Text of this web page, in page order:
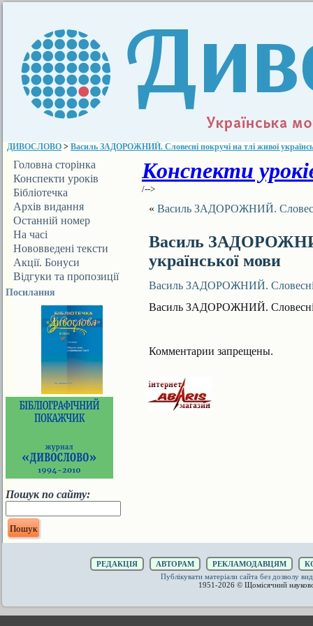
ДИВОСЛОВО > Василь ЗАДОРОЖНИЙ. Словесні покручі на тлі живої
Головна сторінка
Конспекти уроків
Бібліотечка
ДИВОСЛОВА
Архів видання
Останній номер
На часі
Нововведені тексти
Акції. Бонуси
Відгуки та пропозиції
Посилання
Пошук по сайту:
Конспекти
/-->
« Василь ЗАДОРОЖНИЙ. Словесні
Василь
української мови
Василь ЗАДОРОЖНИЙ. Словесні
Василь ЗАДОРОЖНИЙ. Словесні
Комментарии запрещены.
РЕДАКЦІЯ АВТОРАМ РЕКЛАМОДАВЦЯМ
Публікувати матеріали сайта без дозволу
1951-2026 © Щомісячний